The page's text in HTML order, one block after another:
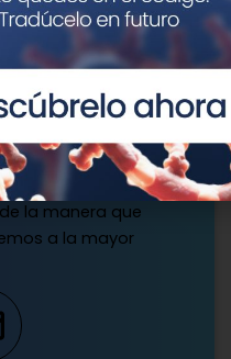
¿Tienes
la manera que
a la mayor